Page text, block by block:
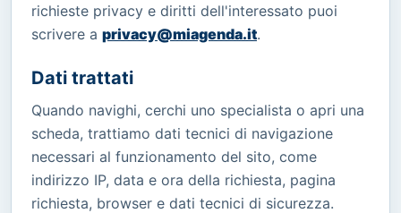
richieste privacy e diritti dell'interessato puoi
scrivere a privacy@miagenda.it.
Dati trattati
Quando navighi, cerchi uno specialista o apri una
scheda, trattiamo dati tecnici di navigazione
necessari al funzionamento del sito, come
indirizzo IP, data e ora della richiesta, pagina
richiesta, browser e dati tecnici di sicurezza.